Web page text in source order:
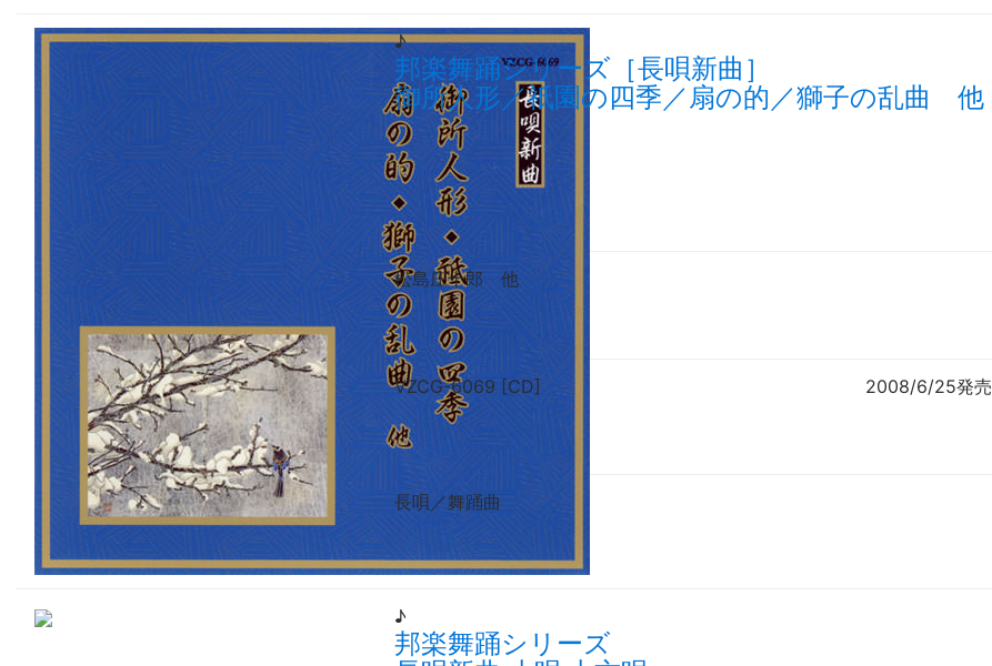
♪
邦楽舞踊シリーズ［長唄新曲］
御所人形／祇園の四季／扇の的／獅子の乱曲 他
松島庄十郎 他
VZCG-6069 [CD] 2008/6/25発売
長唄／舞踊曲
♪
邦楽舞踊シリーズ